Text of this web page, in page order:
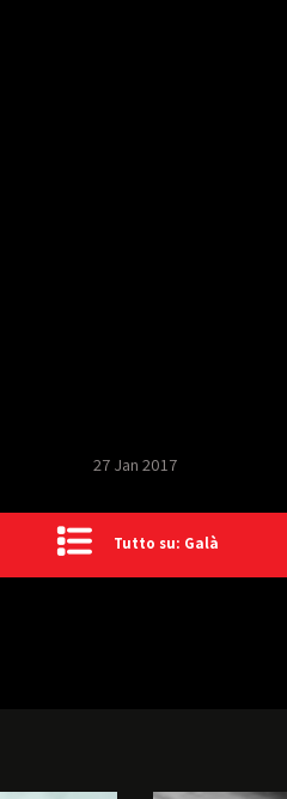
27 Jan 2017
Tutto su: Galà